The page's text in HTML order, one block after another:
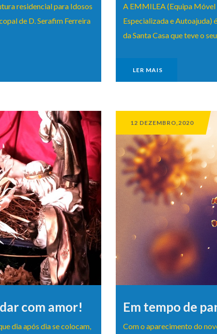
residencial para Idosos
de D. Serafim Ferreira
A EMMILEA (Equipa
Especializada e Autoajuda)
da Santa Casa que teve o
LER MAIS
com amor!
dia após dia se colocam,
12 DEZEMBRO,2020
Em tempo de
Com o aparecimento do